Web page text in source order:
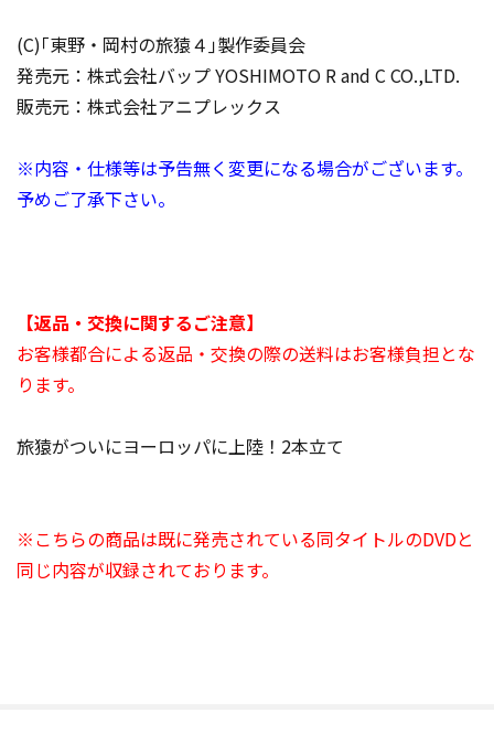
(C)｢東野・岡村の旅猿４｣製作委員会
発売元：株式会社バップ YOSHIMOTO R and C CO.,LTD.
販売元：株式会社アニプレックス
※内容・仕様等は予告無く変更になる場合がございます。
予めご了承下さい。
【返品・交換に関するご注意】
お客様都合による返品・交換の際の送料はお客様負担とな
ります。
旅猿がついにヨーロッパに上陸！2本立て
※こちらの商品は既に発売されている同タイトルのDVDと
同じ内容が収録されております。